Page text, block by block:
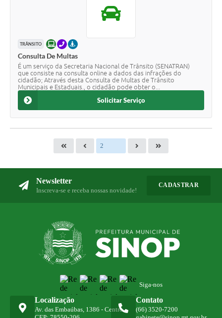
TRÂNSITO ONLINETELEFONEPRESENCIAL
Consulta De Multas
É um serviço da Secretaria Nacional de Trânsito (SENATRAN)
que consiste na consulta online a dados das infrações do
cidadão; Através desta Consulta de Multas de Trânsito
Municipais e Estaduais., o cidadão pode obter o...
Solicitar Serviço
Newsletter
Inscreva-se e receba nossas novidade!
CADASTRAR
Siga-nos
Localização
Av. das Embaúbas, 1386 - Centro
Contato
(66) 3520-7200